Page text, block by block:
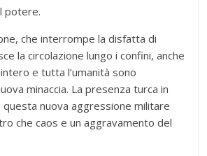
potere.
che interrompe la disfatta di
la circolazione lungo i confini, anche
e tutta l’umanità sono
minaccia. La presenza turca in
nuova aggressione militare
che caos e un aggravamento del